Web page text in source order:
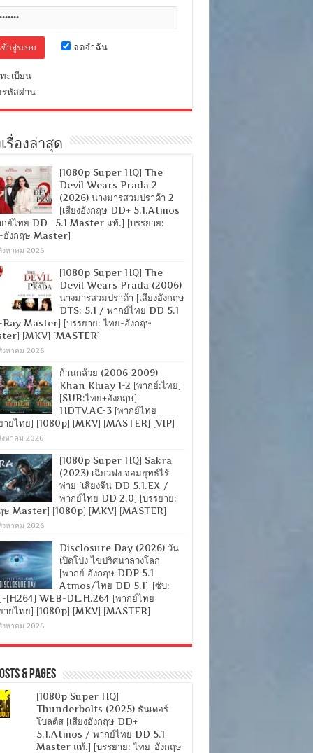
จดจำฉัน
ะเบียน
หัสผ่าน
รื่องล่าสุด
[1080p Super HQ] The
Devil Wears Prada 2
(2026) นางมารสวมปราด้า 2
[เสียงอังกฤษ DD+ 5.1.Atmos
ย์ไทย DD+ 5.1 Master แท้.] [บรรยาย:
อังกฤษ Master]
งหาคม 2026
[1080p Super HQ] The
Devil Wears Prada (2006)
นางมารสวมปราด้า [เสียงอังกฤษ
DTS: 5.1 / พากย์ไทย DD 5.1
Master] [บรรยาย: ไทย-อังกฤษ
[MKV] [MASTER]
งหาคม 2026
ก้านกล้วย (2006-2009)
Khan Kluay 1-2 [พากย์:ไทย]
[SUB:ไทย+อังกฤษ]
HDTV.AC-3 [พากย์ไทย
ายไทย] [1080p] [MKV] [MASTER] [VIP]
งหาคม 2026
[1080p Super HQ] Sakra
(2023) เฉียวฟง จอมยุทธ์ไร้
พ่าย [เสียงจีน DD 5.1.EX /
พากย์ไทย DD 2.0] [บรรยาย:
ษ Master] [1080p] [MKV] [MASTER]
งหาคม 2026
Disclosure Day (2026) วัน
เปิดโปง ไขปริศนาลวงโลก
[พากย์ อังกฤษ DDP 5.1
Atmos/ไทย DD 5.1]-[ซับ:
[H264] WEB-DL.H.264 [พากย์ไทย
ายไทย] [1080p] [MKV] [MASTER]
งหาคม 2026
& Pages
[1080p Super HQ]
Thunderbolts (2025) ธันเดอร์
โบลต์ส [เสียงอังกฤษ DD+
5.1.Atmos / พากย์ไทย DD 5.1
Master แท้.] [บรรยาย: ไทย-อังกฤษ